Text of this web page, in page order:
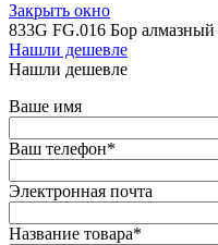
Закрыть окно
833G FG.016 Бор алмазный
Нашли дешевле
Нашли дешевле
Ваше имя
Ваш телефон*
Электронная почта
Название товара*